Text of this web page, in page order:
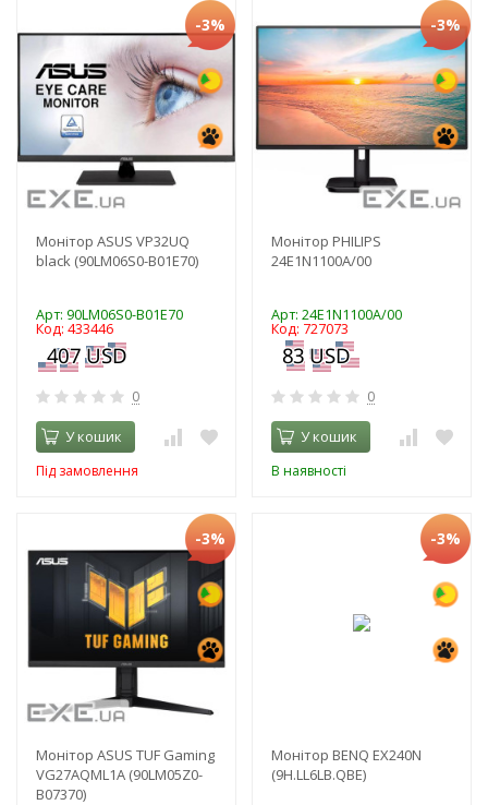
-3%
Монітор ASUS VP32UQ
black (90LM06S0-B01E70)
Арт: 90LM06S0-B01E70
Код: 433446
0
У кошик
Під замовлення
-3%
Монітор PHILIPS
24E1N1100A/00
Арт: 24E1N1100A/00
Код: 727073
0
У кошик
В наявності
-3%
Монітор ASUS TUF Gaming
VG27AQML1A (90LM05Z0-
B07370)
-3%
Монітор BENQ EX240N
(9H.LL6LB.QBE)